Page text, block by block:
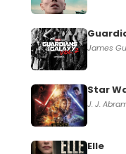
James
Star
J. J.
Elle